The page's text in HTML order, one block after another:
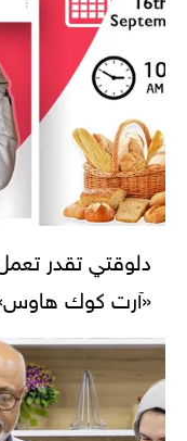
دلوقتي تقدر
«آرت كوك